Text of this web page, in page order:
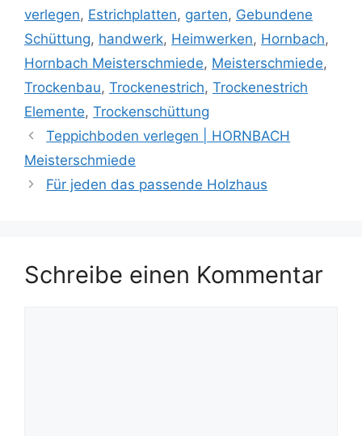
verlegen, Estrichplatten, garten, Gebundene
Schüttung, handwerk, Heimwerken, Hornbach,
Hornbach Meisterschmiede, Meisterschmiede,
Trockenbau, Trockenestrich, Trockenestrich
Elemente, Trockenschüttung
Teppichboden verlegen | HORNBACH
Meisterschmiede
Für jeden das passende Holzhaus
Schreibe einen Kommentar